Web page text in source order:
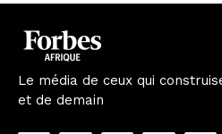
Le média de ceux qui
et de demain